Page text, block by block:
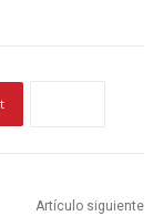
Artículo siguiente